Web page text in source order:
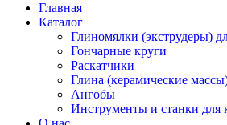
Главная
Каталог
Глиномялки (экструдеры)
Гончарные круги
Раскатчики
Глина (керамические
Ангобы
Инструменты и станки для